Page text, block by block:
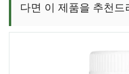
다면 이 제품을 추천드